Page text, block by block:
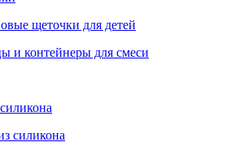
щеточки для детей
и контейнеры для смеси
силикона